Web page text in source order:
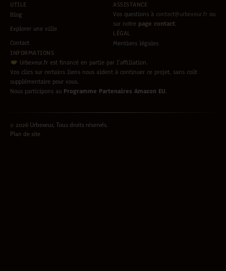
UTILE
Blog
Explorer une ville
Contact
ASSISTANCE
Vos questions à contact@urbexeur.fr ou
sur notre page contact.
LÉGAL
Mentions légales
INFORMATIONS
Urbexeur.fr est financé en partie par l’affiliation.
Vos clics sur certains liens nous aident à continuer ce projet, sans coût
supplémentaire pour vous.
Nous participons au Programme Partenaires Amazon EU.
© 2026 Urbexeur, Tous droits réservés.
Plan de site